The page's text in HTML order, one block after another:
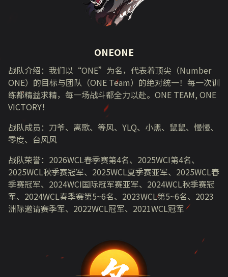
ONEONE
战队介绍：我们以“ONE”为名，代表着顶尖（Number
ONE）的目标与团队（ONE Team）的绝对统一！每一次训
练都精益求精，每一场战斗都全力以赴。 ONE TEAM, ONE
VICTORY！
战队成员：刀爷、离歌、等风、 YLQ、小黑、鼠鼠、慢慢、
零度、台风风
战队荣誉： 2026WCL春季赛第4名、 2025WCI第4名、
2025WCL秋季赛冠军、 2025WCL夏季赛亚军、 2025WCL春
季赛冠军、 2024WCI国际冠军赛亚军、 2024WCL秋季赛冠
军、 2024WCL春季赛第5~6名、 2023WCL第5~6名、 2023
洲际邀请赛季军、 2022WCL冠军、 2021WCL冠军